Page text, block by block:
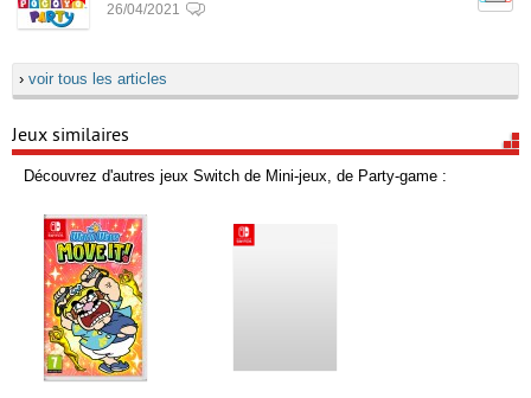
26/04/2021
› voir tous les articles
Jeux similaires
Découvrez d'autres jeux Switch de Mini-jeux, de Party-game :